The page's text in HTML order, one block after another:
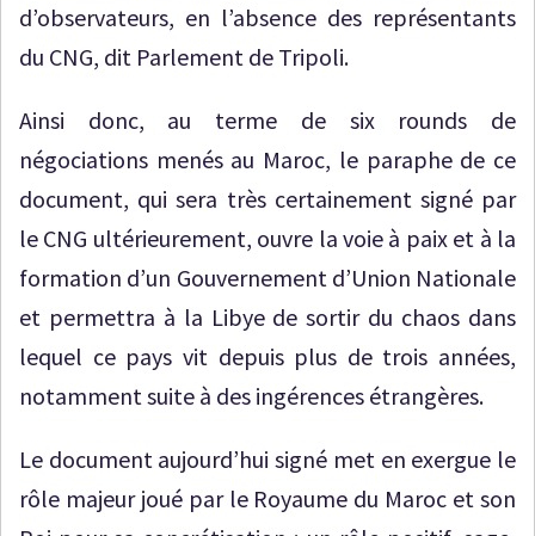
d’observateurs, en l’absence des représentants
du CNG, dit Parlement de Tripoli.
Ainsi donc, au terme de six rounds de
négociations menés au Maroc, le paraphe de ce
document, qui sera très certainement signé par
le CNG ultérieurement, ouvre la voie à paix et à la
formation d’un Gouvernement d’Union Nationale
et permettra à la Libye de sortir du chaos dans
lequel ce pays vit depuis plus de trois années,
notamment suite à des ingérences étrangères.
Le document aujourd’hui signé met en exergue le
rôle majeur joué par le Royaume du Maroc et son